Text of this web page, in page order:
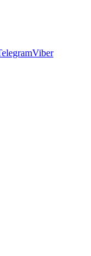
Viber